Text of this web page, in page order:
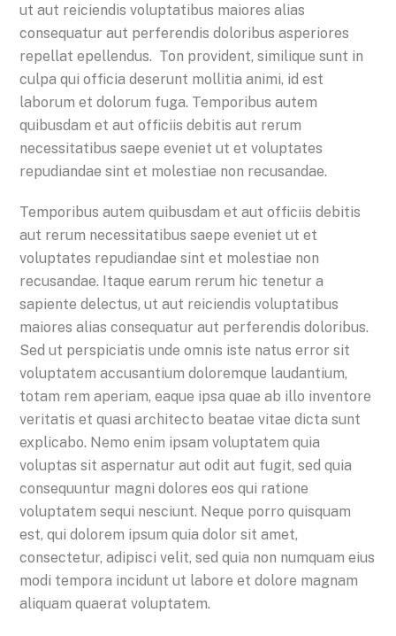
ut aut reiciendis voluptatibus maiores alias
consequatur aut perferendis doloribus asperiores
repellat epellendus. Ton provident, similique sunt in
culpa qui officia deserunt mollitia animi, id est
laborum et dolorum fuga. Temporibus autem
quibusdam et aut officiis debitis aut rerum
necessitatibus saepe eveniet ut et voluptates
repudiandae sint et molestiae non recusandae.
Temporibus autem quibusdam et aut officiis debitis
aut rerum necessitatibus saepe eveniet ut et
voluptates repudiandae sint et molestiae non
recusandae. Itaque earum rerum hic tenetur a
sapiente delectus, ut aut reiciendis voluptatibus
maiores alias consequatur aut perferendis doloribus.
Sed ut perspiciatis unde omnis iste natus error sit
voluptatem accusantium doloremque laudantium,
totam rem aperiam, eaque ipsa quae ab illo inventore
veritatis et quasi architecto beatae vitae dicta sunt
explicabo. Nemo enim ipsam voluptatem quia
voluptas sit aspernatur aut odit aut fugit, sed quia
consequuntur magni dolores eos qui ratione
voluptatem sequi nesciunt. Neque porro quisquam
est, qui dolorem ipsum quia dolor sit amet,
consectetur, adipisci velit, sed quia non numquam eius
modi tempora incidunt ut labore et dolore magnam
aliquam quaerat voluptatem.